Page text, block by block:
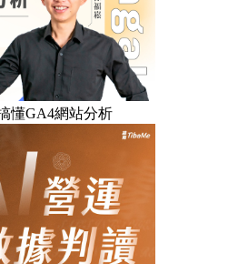
懂GA4網站分析